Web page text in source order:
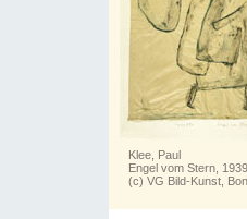
Klee, Paul
Engel vom Stern,
(c) VG Bild-Kunst,